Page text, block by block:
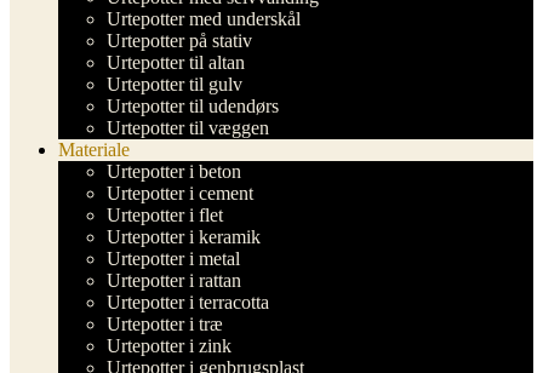
Urtepotter med underskål
Urtepotter på stativ
Urtepotter til altan
Urtepotter til gulv
Urtepotter til udendørs
Urtepotter til væggen
Materiale
Urtepotter i beton
Urtepotter i cement
Urtepotter i flet
Urtepotter i keramik
Urtepotter i metal
Urtepotter i rattan
Urtepotter i terracotta
Urtepotter i træ
Urtepotter i zink
Urtepotter i genbrugsplast